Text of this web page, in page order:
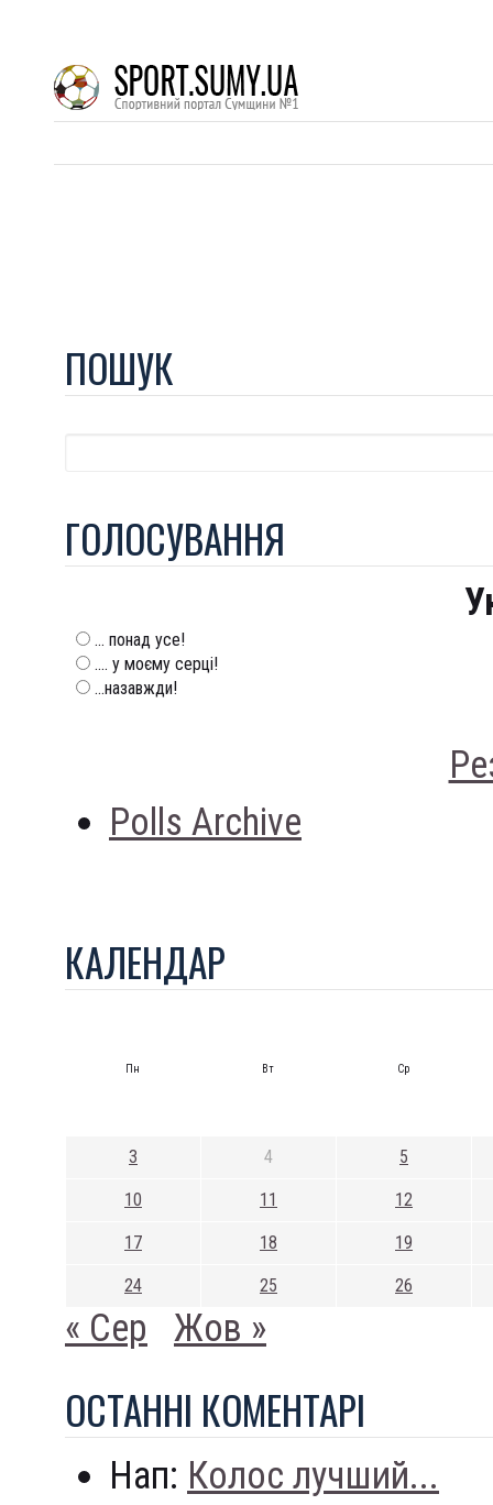
ПОШУК
ГОЛОСУВАННЯ
... понад усе!
.... у моєму серці!
...назавжди!
Polls Archive
КАЛЕНДАР
Пн Вт Ср
3 4 5
10 11 12
17 18 19
24 25 26
« Сер Жов »
ОСТАННI КОМЕНТАРI
Нап: Колос лучший...